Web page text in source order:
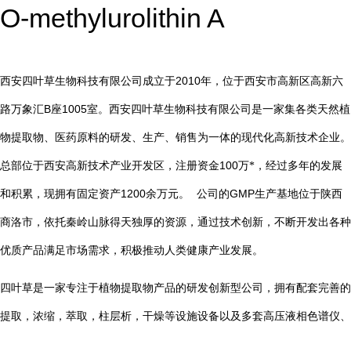
O-methylurolithin A
西安四叶草生物科技有限公司成立于2010年，位于西安市高新区高新六
路万象汇B座1005室。西安四叶草生物科技有限公司是一家集各类天然植
物提取物、医药原料的研发、生产、销售为一体的现代化高新技术企业。
总部位于西安高新技术产业开发区，注册资金100万*，经过多年的发展
和积累，现拥有固定资产1200余万元。 公司的GMP生产基地位于陕西
商洛市，依托秦岭山脉得天独厚的资源，通过技术创新，不断开发出各种
优质产品满足市场需求，积极推动人类健康产业发展。
四叶草是一家专注于植物提取物产品的研发创新型公司，拥有配套完善的
提取，浓缩，萃取，柱层析，干燥等设施设备以及多套高压液相色谱仪、